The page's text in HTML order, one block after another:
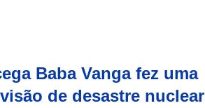
Baba Vanga fez uma
de desastre nuclear